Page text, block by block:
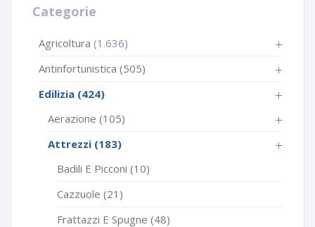
Categorie
Agricoltura (1.636)
Antinfortunistica (505)
Edilizia (424)
Aerazione (105)
Attrezzi (183)
Badili E Picconi (10)
Cazzuole (21)
Frattazzi E Spugne (48)